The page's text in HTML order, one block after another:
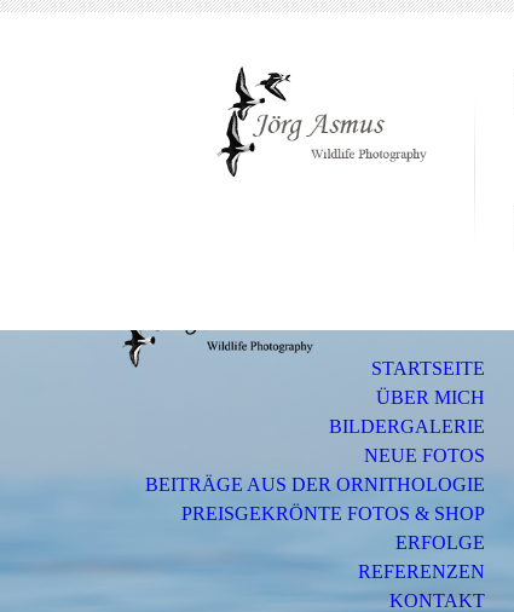
STARTSEITE
ÜBER MICH
BILDERGALERIE
NEUE FOTOS
BEITRÄGE AUS DER ORNITHOLOGIE
PREISGEKRÖNTE FOTOS & SHOP
ERFOLGE
REFERENZEN
KONTAKT